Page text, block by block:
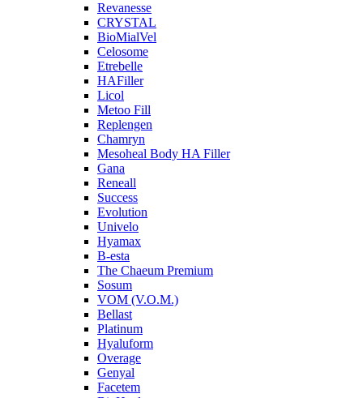
Revanesse
CRYSTAL
BioMialVel
Celosome
Etrebelle
HAFiller
Licol
Metoo Fill
Replengen
Chamryn
Mesoheal Body HA Filler
Gana
Reneall
Success
Evolution
Univelo
Hyamax
B-esta
The Chaeum Premium
Sosum
VOM (V.O.M.)
Bellast
Platinum
Hyaluform
Overage
Genyal
Facetem